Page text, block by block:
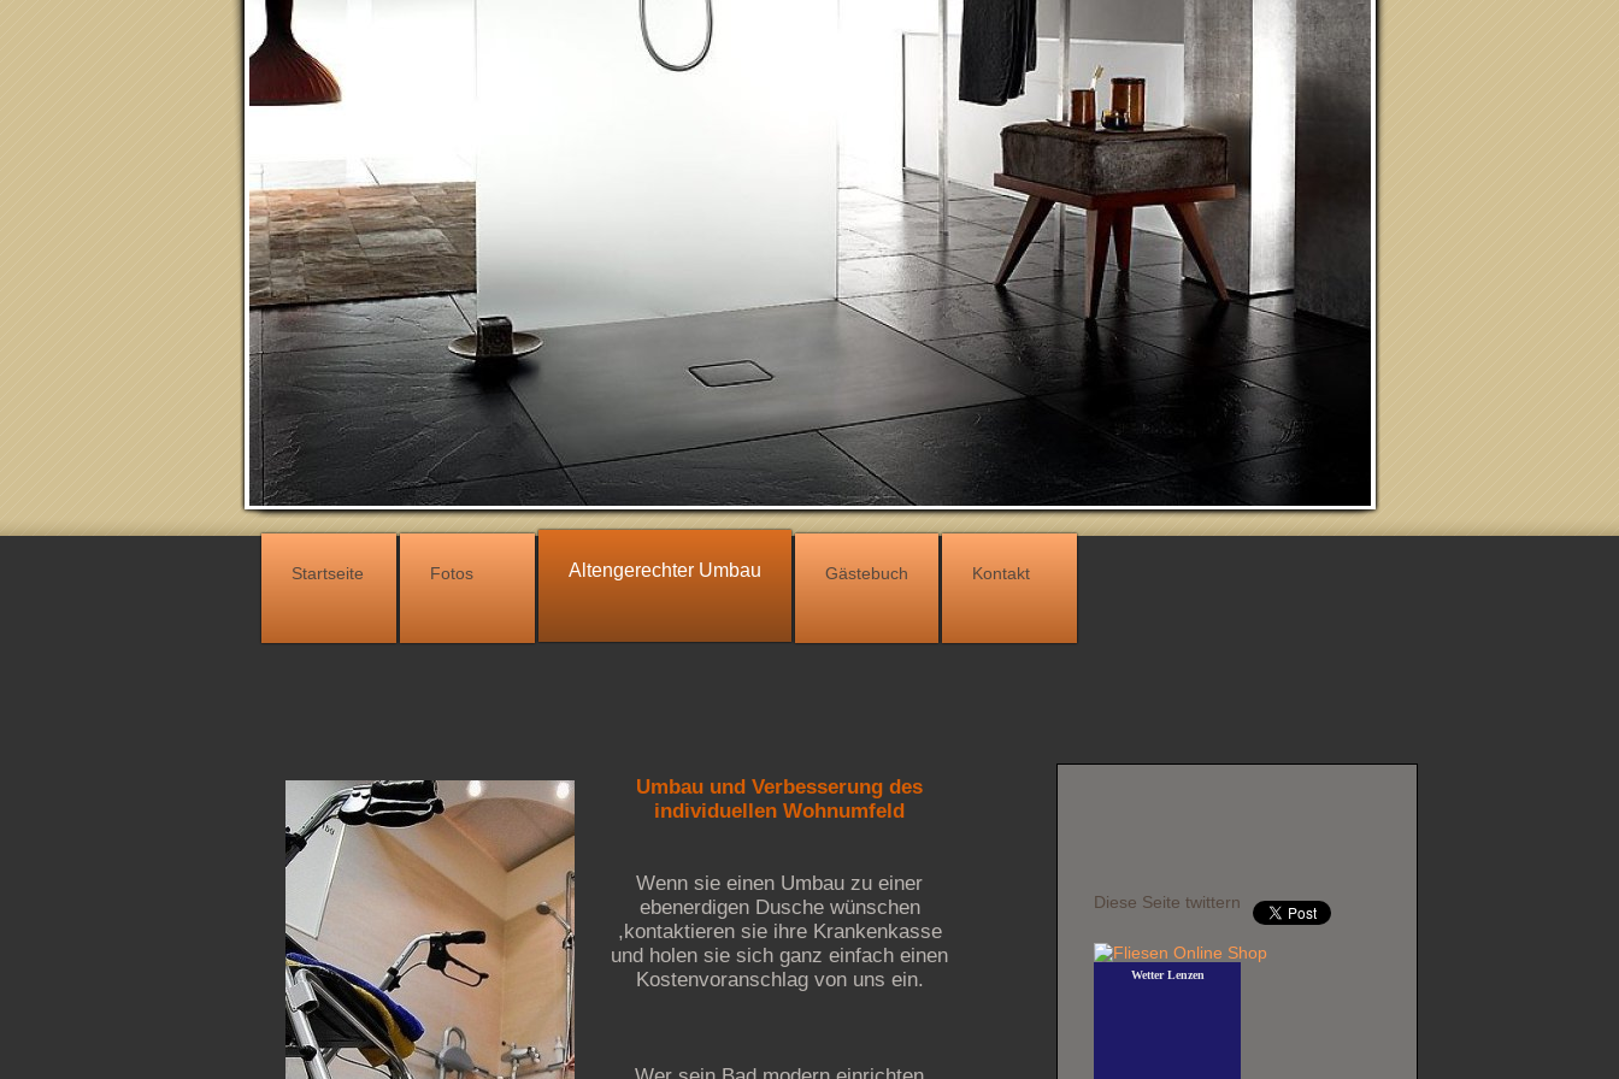
Startseite Fotos Altengerechter Umbau Gästebuch Kontakt
Umbau und Verbesserung des
individuellen Wohnumfeld
Wenn sie einen Umbau zu einer
ebenerdigen Dusche wünschen
,kontaktieren sie ihre Krankenkasse
und holen sie sich ganz einfach einen
Kostenvoranschlag von uns ein.
Diese Seite twittern
Wetter Lenzen